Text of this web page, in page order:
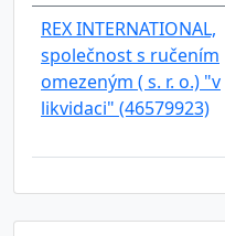
REX INTERNATIONAL,
společnost s ručením
omezeným ( s. r. o.) "v
likvidaci" (46579923)